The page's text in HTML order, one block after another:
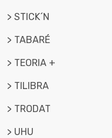
> STICK´N
> TABARÉ
> TEORIA +
> TILIBRA
> TRODAT
> UHU